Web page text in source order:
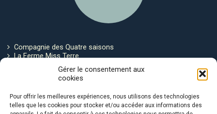
Gérer le consentement aux
cookies
Pour offrir les meilleures expériences, nous utilisons des technologies
telles que les cookies pour stocker et/ou accéder aux informations des
Compagnie des Quatre saisons
La Ferme Miss Terre
Politique de cookies